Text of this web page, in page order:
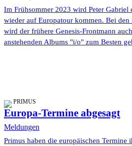
Im Frühsommer 2023 wird Peter Gabriel
wieder auf Europatour kommen. Bei den
wird der frühere Genesis-Frontmann
anstehenden Albums "i/o" zum Besten
PRIMUS
Europa-Termine abgesagt
Meldungen
Primus haben die europäischen